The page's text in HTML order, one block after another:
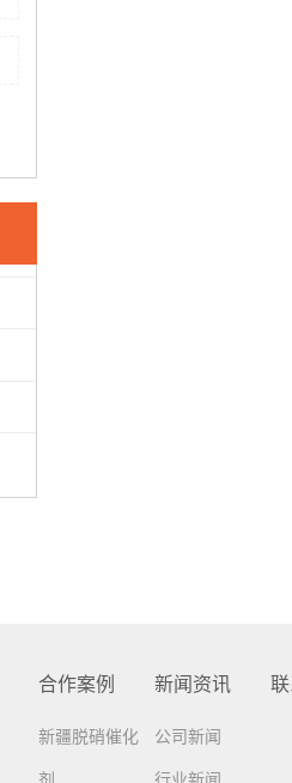
合作案例
新疆脱硝催化
新闻资讯
公司新闻
联